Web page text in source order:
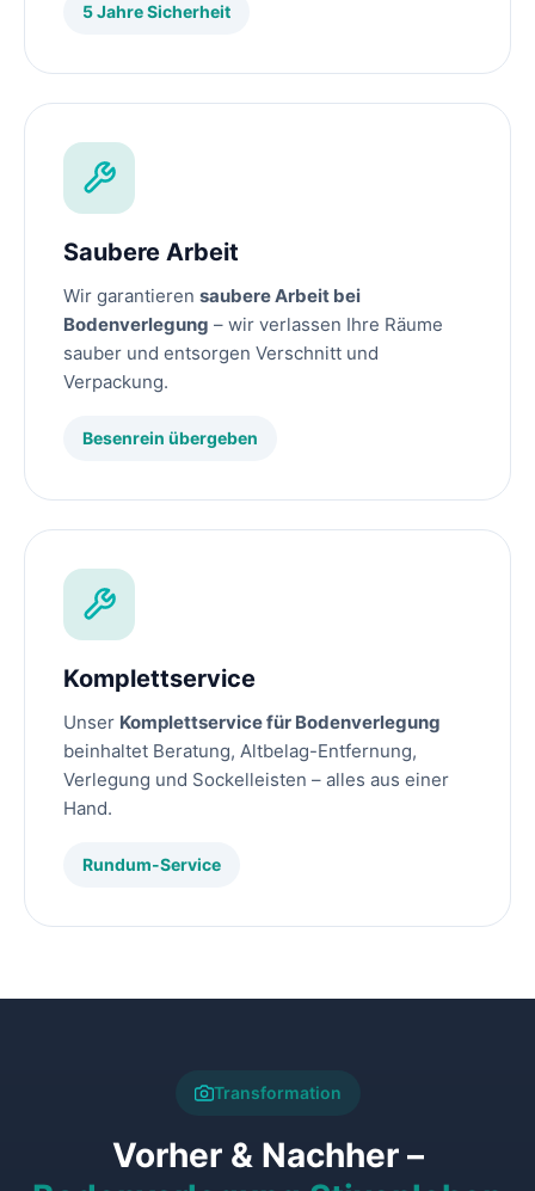
5 Jahre Sicherheit
Saubere Arbeit
Wir garantieren saubere Arbeit bei
Bodenverlegung – wir verlassen Ihre Räume
sauber und entsorgen Verschnitt und
Verpackung.
Besenrein übergeben
Komplettservice
Unser Komplettservice für Bodenverlegung
beinhaltet Beratung, Altbelag-Entfernung,
Verlegung und Sockelleisten – alles aus einer
Hand.
Rundum-Service
Transformation
Vorher & Nachher –